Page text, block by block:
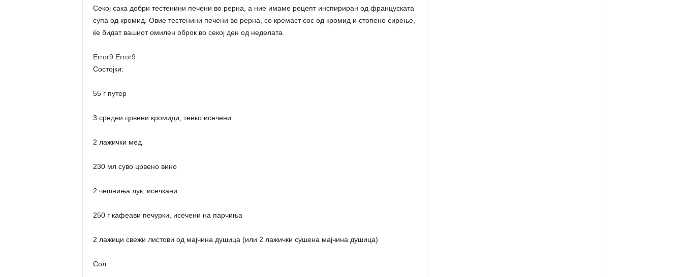
Секој сака добри тестенини печени во рерна, а ние имаме рецепт инспириран од француската
супа од кромид. Овие тестенини печени во рерна, со кремаст сос од кромид и стопено сирење,
ќе бидат вашиот омилен оброк во секој ден од неделата
Error9 Error9
Состојки:
55 г путер
3 средни црвени кромиди, тенко исечени
2 лажички мед
230 мл суво црвено вино
2 чешниња лук, исечкани
250 г кафеави печурки, исечени на парчиња
2 лажици свежи листови од мајчина душица (или 2 лажички сушена мајчина душица)
Сол